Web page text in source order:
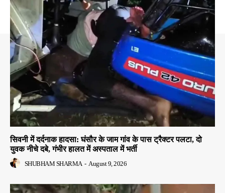
सिवनी में दर्दनाक हादसा: घंसौर के जाम गांव के पास ट्रैक्टर पलटा, दो
युवक नीचे दबे, गंभीर हालत में अस्पताल में भर्ती
SHUBHAM SHARMA - August 9, 2026